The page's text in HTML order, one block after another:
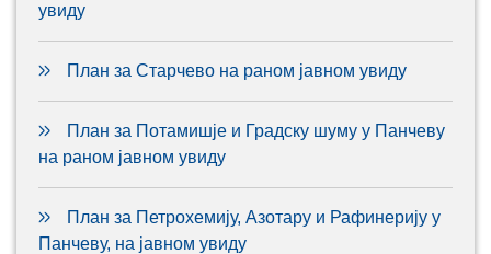
увиду
План за Старчево на раном јавном увиду
План за Потамишје и Градску шуму у Панчеву
на раном јавном увиду
План за Петрохемију, Азотару и Рафинерију у
Панчеву, на јавном увиду